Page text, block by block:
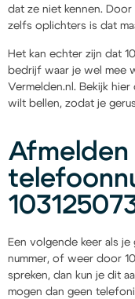
dat ze niet kennen.
zelfs oplichters is dat
Het kan echter zijn dat
bedrijf waar je wel mee
Vermelden.nl. Bekijk hier
wilt bellen, zodat je
Een volgende keer als
nummer, of weer door
spreken, dan kun je dit
mogen dan geen